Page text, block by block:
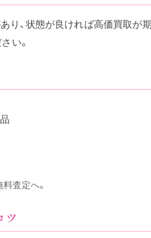
、状態が良ければ高価買取が
い。
査定へ。